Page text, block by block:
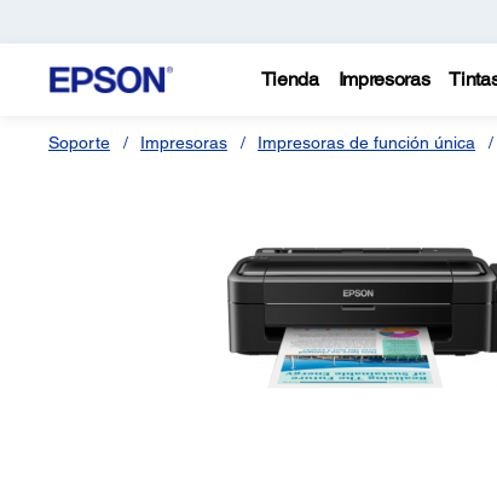
Tienda Impresoras
Soporte Impresoras Impresoras de función única